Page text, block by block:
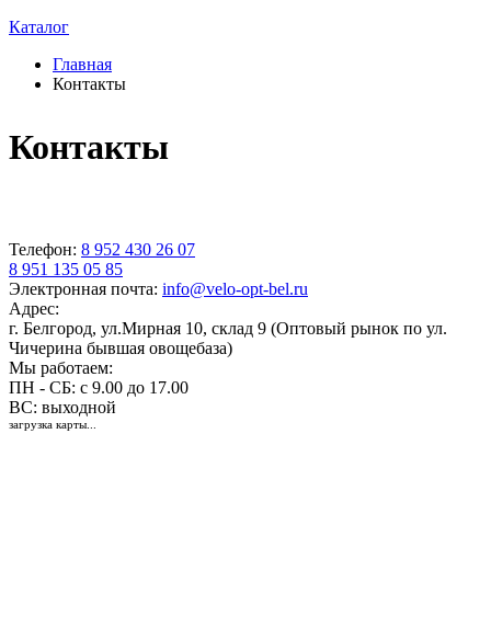
Каталог
Главная
Контакты
Контакты
Телефон: 8 952 430 26 07
8 951 135 05 85
Электронная почта: info@velo-opt-bel.ru
Адрес:
г. Белгород, ул.Мирная 10, склад 9 (Оптовый рынок по ул.
Чичерина бывшая овощебаза)
Мы работаем:
ПН - СБ: с 9.00 до 17.00
ВС: выходной
загрузка карты...